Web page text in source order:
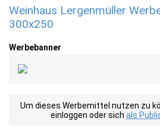
Weinhaus Lergenmüller
300x250
Werbebanner
Um dieses Werbemittel nutzen zu
einloggen oder sich als